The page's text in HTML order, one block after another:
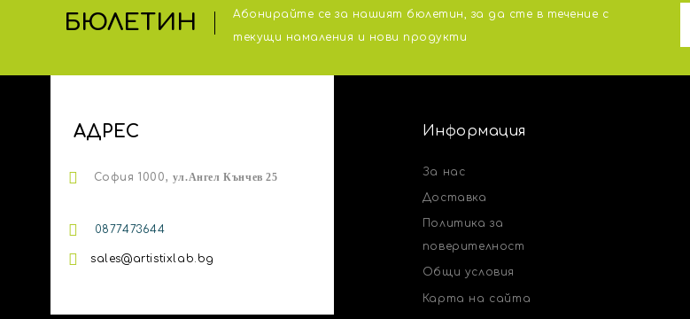
БЮЛЕТИН
Абонирайте се за нашият бюлетин, за да сте в течение с
тeкущи намаления и нови продукти
АДРЕС
София 1000, ул.Ангел Кънчев 25
0877473644
sales@artistixlab.bg
Информация
За нас
Доставка
Политика за
поверителност
Общи условия
Карта на сайта